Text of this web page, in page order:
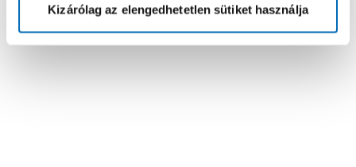
Kizárólag az elengedhetetlen sütiket használja